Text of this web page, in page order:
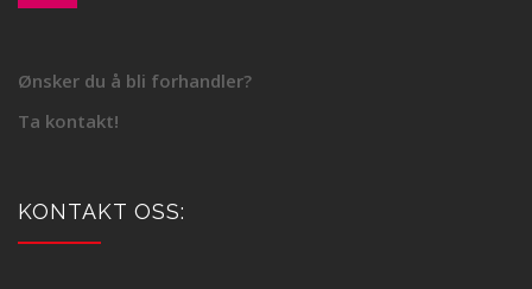
Ønsker du å bli forhandler?
Ta kontakt!
KONTAKT OSS: